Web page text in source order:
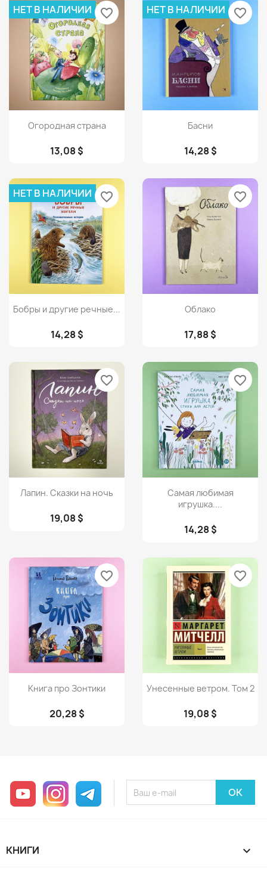
Просмотр
Огородная страна
13,08 $
НЕТ В НАЛИЧИИ favorite_border
Просмотр
Басни
14,28 $
НЕТ В НАЛИЧИИ favorite_border
 Просмотр
Бобры и другие речные...
14,28 $
НЕТ В НАЛИЧИИ favorite_border
Просмотр
Облако
17,88 $
favorite_border
 Просмотр
Лапин. Сказки на ночь
19,08 $
favorite_border
Просмотр
Самая любимая
игрушка....
14,28 $
favorite_border
Просмотр
Книга про Зонтики
20,28 $
favorite_border
Просмотр
Унесенные ветром. Том 2
19,08 $
favorite_border
YouTube InstagramTelegram
КНИГИ 